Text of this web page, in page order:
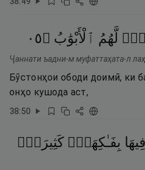
لَّهُمُ ٱلْأَبْوَٰبُ ۝٥٠
Ҷаннати ъадни-м муфаттаҳата-л
Бӯстонҳои ободи доимӣ, ки
онҳо кушода аст,
38:50
فِيهَا بِفَـٰكِهَةٍۢ كَثِيرَةٍۢ